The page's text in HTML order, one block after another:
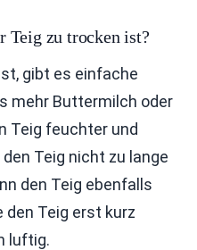
Teig zu trocken ist?
gibt es einfache
mehr Buttermilch oder
Teig feuchter und
Teig nicht zu lange
den Teig ebenfalls
den Teig erst kurz
luftig.